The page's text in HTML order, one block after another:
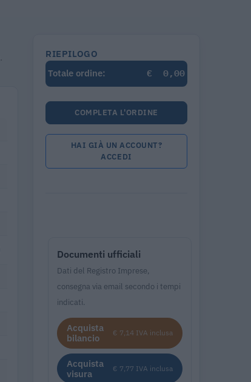
RIEPILOGO
Totale ordine:
€ 0,00
COMPLETA L'ORDINE
HAI GIÀ UN ACCOUNT?
ACCEDI
Documenti ufficiali
Dati del Registro Imprese,
consegna via email secondo i tempi
indicati.
Acquista
bilancio
€ 7,14 IVA inclusa
Acquista
visura
€ 7,77 IVA inclusa